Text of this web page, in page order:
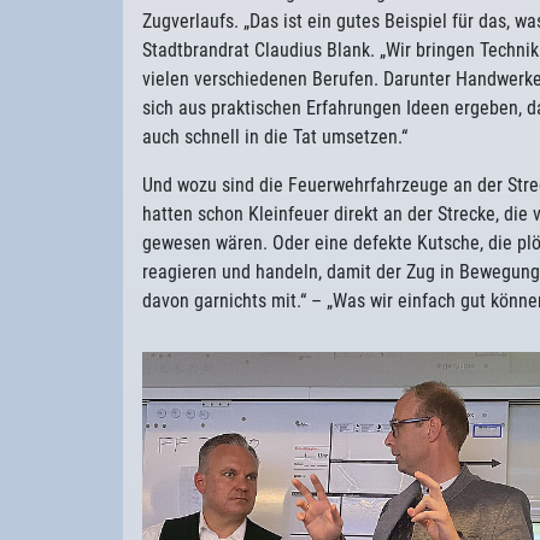
Zugverlaufs. „Das ist ein gutes Beispiel für das,
Stadtbrandrat Claudius Blank. „Wir bringen
vielen verschiedenen Berufen. Darunter
sich aus praktischen Erfahrungen Ideen ergeben,
auch schnell in die Tat umsetzen.“
Und wozu sind die Feuerwehrfahrzeuge an der
hatten schon Kleinfeuer direkt an der Strecke,
gewesen wären. Oder eine defekte Kutsche, die
reagieren und handeln, damit der Zug in
davon garnichts mit.“ – „Was wir einfach gut